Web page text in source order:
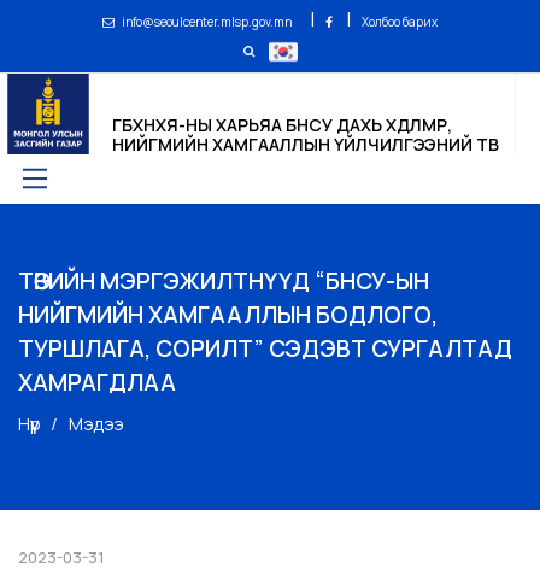
info@seoulcenter.mlsp.gov.mn | | Холбоо барих
ГБХНХЯ-НЫ ХАРЬЯА БНСУ ДАХЬ ХӨДӨЛМӨР,
НИЙГМИЙН ХАМГААЛЛЫН ҮЙЛЧИЛГЭЭНИЙ ТӨВ
ТӨВИЙН МЭРГЭЖИЛТНҮҮД “БНСУ-ЫН
НИЙГМИЙН ХАМГААЛЛЫН БОДЛОГО,
ТУРШЛАГА, СОРИЛТ” СЭДЭВТ СУРГАЛТАД
ХАМРАГДЛАА
Нүүр Мэдээ
2023-03-31